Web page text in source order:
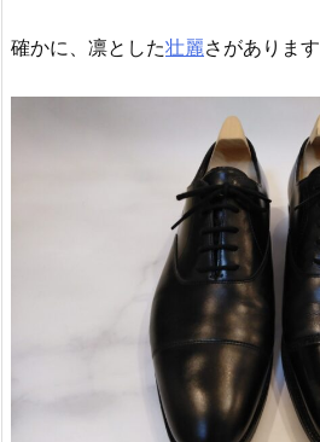
確かに、凛とした壮麗さがあります